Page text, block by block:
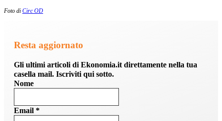
Foto di Circ OD
Resta aggiornato
Gli ultimi articoli di Ekonomia.it direttamente nella tua
casella mail. Iscriviti qui sotto.
Nome
Email *